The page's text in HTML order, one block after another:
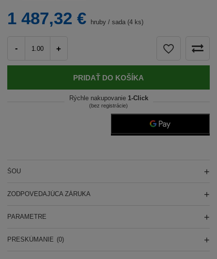
1 487,32 € hruby / sada (4 ks)
- +
PRIDAŤ DO KOŠÍKA
Rýchle nakupovanie 1-Click
(bez registrácie)
ŠOU
ZODPOVEDAJÚCA ZÁRUKA
PARAMETRE
PRESKÚMANIE (0)